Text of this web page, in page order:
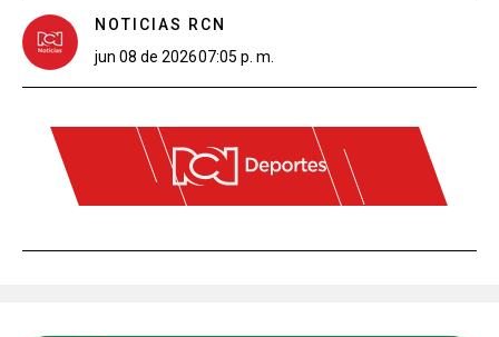
NOTICIAS RCN
jun 08 de 202607:05 p. m.